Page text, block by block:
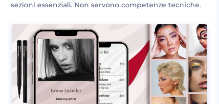
sezioni essenziali. Non servono competenze tecniche.